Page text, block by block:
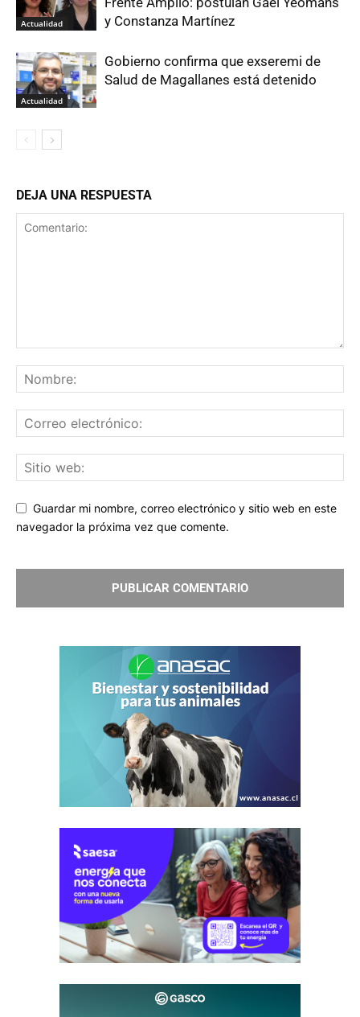
Actualidad
y Constanza Martínez
Actualidad
Gobierno confirma que exseremi de
Salud de Magallanes está detenido
DEJA UNA RESPUESTA
Guardar mi nombre, correo electrónico y sitio web en este
navegador la próxima vez que comente.